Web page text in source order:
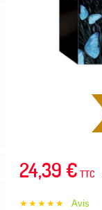
24,39 € TTC
★★★★★ Avis